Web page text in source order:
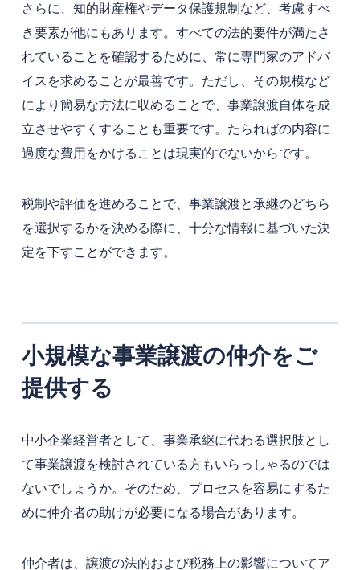
さらに、知的財産権やデータ保護規制など、考慮すべ
き要素が他にもあります。すべての法的要件が満たさ
れていることを確認するために、常に専門家のアドバ
イスを求めることが最善です。ただし、その規模など
により簡易な方法に収めることで、事業譲渡自体を成
立させやすくすることも重要です。たらればの内容に
過度な費用をかけることは現実的でないからです。
税制や評価を進めることで、事業譲渡と承継のどちら
を選択するかを決める際に、十分な情報に基づいた決
定を下すことができます。
小規模な事業譲渡の仲介をご
提供する
中小企業経営者として、事業承継に代わる選択肢とし
て事業譲渡を検討されている方もいらっしゃるのでは
ないでしょうか。そのため、プロセスを容易にするた
めに仲介者の助けが必要になる場合があります。
仲介者は、譲渡の法的および税務上の影響についてア